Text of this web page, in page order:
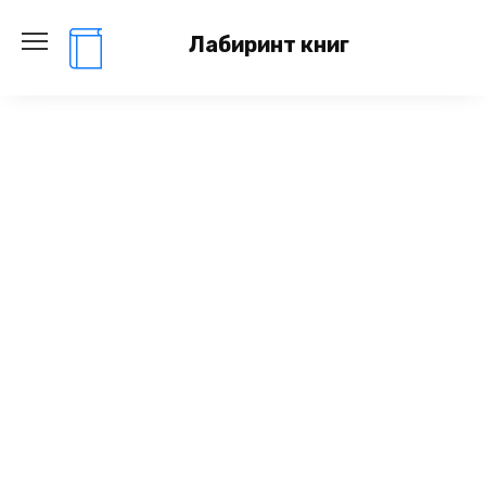
содержанию
Лабиринт книг